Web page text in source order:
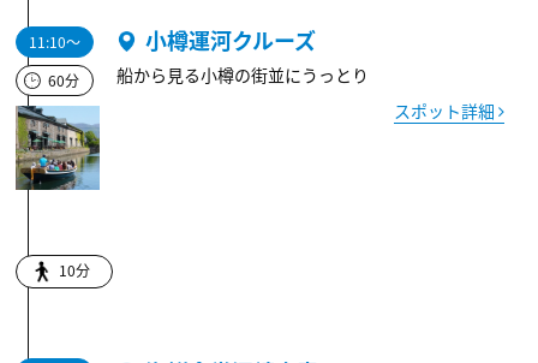
11:10～
60分
小樽運河クルーズ
船から見る小樽の街並にうっとり
スポット詳細
10分